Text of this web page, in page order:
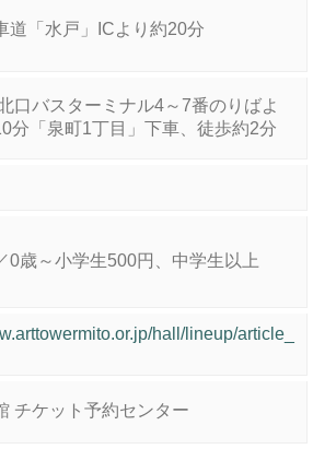
道「水戸」ICより約20分
口バスターミナル4～7番のりばよ
分「泉町1丁目」下車、徒歩約2分
0歳～小学生500円、中学生以上
hall/lineup/article_
チケット予約センター